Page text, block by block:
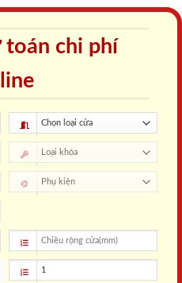
toán chi phí